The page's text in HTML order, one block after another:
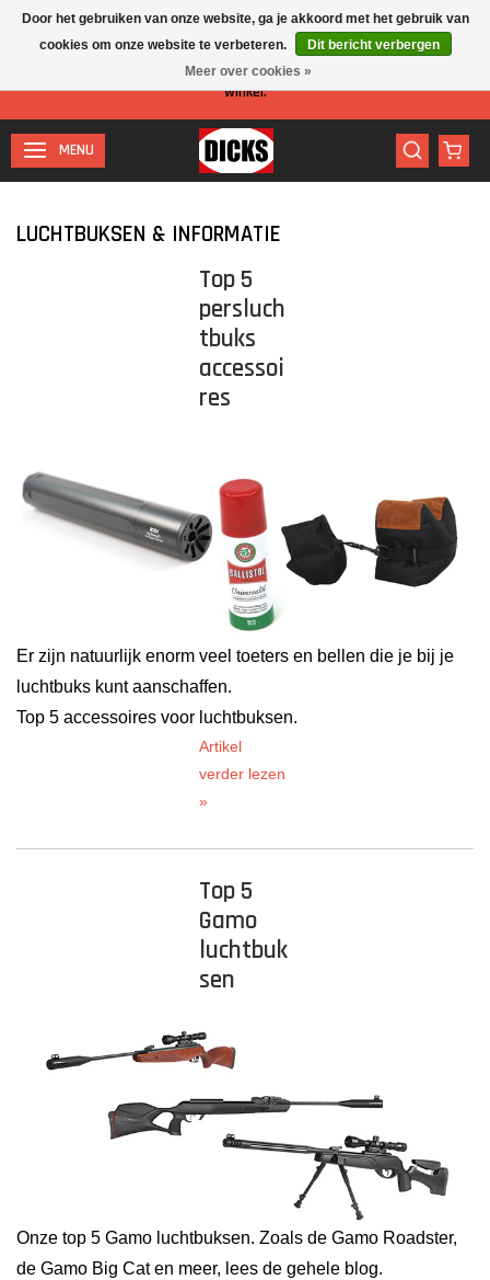
Let op: I.v.m. de zomervakantie is er minder personeel aanwezig in de
winkel.
MENU
LUCHTBUKSEN & INFORMATIE
Top 5
persluch
tbuks
accessoi
res
Er zijn natuurlijk enorm veel toeters en bellen die je bij je
luchtbuks kunt aanschaffen.
Top 5 accessoires voor luchtbuksen.
Artikel
verder lezen
»
Top 5
Gamo
luchtbuk
sen
Onze top 5 Gamo luchtbuksen. Zoals de Gamo Roadster,
de Gamo Big Cat en meer, lees de gehele blog.
Door het gebruiken van onze website, ga je akkoord met het gebruik van
cookies om onze website te verbeteren.
Dit bericht verbergen
Meer over cookies »